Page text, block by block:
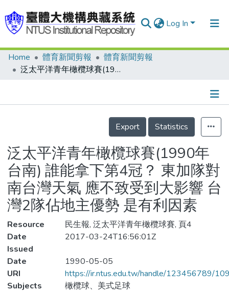
Log In
Communities & Collections
Statistics
Home 體育新聞剪報
體育新聞剪報
泛太平洋青年橄欖球賽(1990年台南) 誰能拿下第4冠？ 東加隊對南台灣天氣 應不致受到大影響 台灣2隊佔地主優勢 是有利因素
Details
Export
Statistics
泛太平洋青年橄欖球賽(1990年
台南) 誰能拿下第4冠？ 東加隊對
南台灣天氣 應不致受到大影響 台
灣2隊佔地主優勢 是有利因素
Resource
民生報, 泛太平洋青年橄欖球賽, 頁4
Date
Issued
2017-03-24T16:56:01Z
Date
1990-05-05
URI
https://ir.ntus.edu.tw/handle/123456789/
Subjects
橄欖球、美式足球